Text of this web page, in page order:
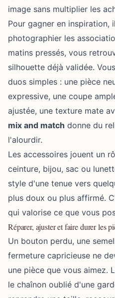
image sans multiplier les
Pour gagner en inspiration,
photographier les
matins pressés, vous
silhouette déjà validée.
duos simples : une pièce
expressive, une coupe
ajustée, une texture mate
mix and match donne du
l'alourdir.
Les accessoires jouent un
ceinture, bijou, sac ou
style d'une tenue vers
plus doux ou plus affirmé.
qui valorise ce que vous
Réparer, ajuster et faire durer les
Un bouton perdu, une
fermeture capricieuse ne
une pièce que vous aimez.
le chaînon oublié d'une